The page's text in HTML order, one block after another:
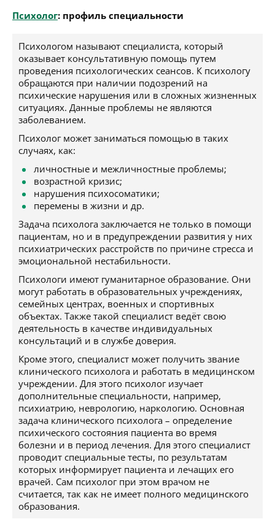
Психолог: профиль специальности
Психологом называют специалиста, который
оказывает консультативную помощь путем
проведения психологических сеансов. К психологу
обращаются при наличии подозрений на
психические нарушения или в сложных жизненных
ситуациях. Данные проблемы не являются
заболеванием.
Психолог может заниматься помощью в таких
случаях, как:
личностные и межличностные проблемы;
возрастной кризис;
нарушения психосоматики;
перемены в жизни и др.
Задача психолога заключается не только в помощи
пациентам, но и в предупреждении развития у них
психиатрических расстройств по причине стресса и
эмоциональной нестабильности.
Психологи имеют гуманитарное образование. Они
могут работать в образовательных учреждениях,
семейных центрах, военных и спортивных
объектах. Также такой специалист ведёт свою
деятельность в качестве индивидуальных
консультаций и в службе доверия.
Кроме этого, специалист может получить звание
клинического психолога и работать в медицинском
учреждении. Для этого психолог изучает
дополнительные специальности, например,
психиатрию, неврологию, наркологию. Основная
задача клинического психолога – определение
психического состояния пациента во время
болезни и в период лечения. Для этого специалист
проводит специальные тесты, по результатам
которых информирует пациента и лечащих его
врачей. Сам психолог при этом врачом не
считается, так как не имеет полного медицинского
образования.